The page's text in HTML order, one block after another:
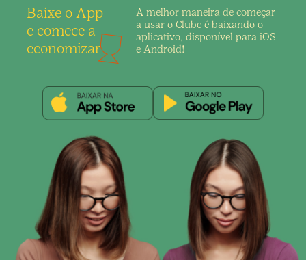
Baixe o App
e comece a
economizar
A melhor maneira de começar
a usar o Clube é baixando o
aplicativo, disponível para iOS
e Android!